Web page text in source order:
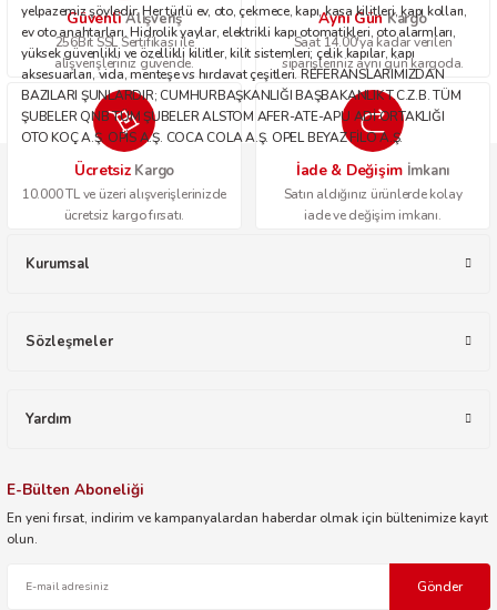
yelpazemiz şöyledir: Her türlü ev, oto, çekmece, kapı, kasa kilitleri, kapı kolları,
ev oto anahtarları. Hidrolik yaylar, elektrikli kapı otomatikleri, oto alarmları,
yüksek güvenlikli ve özellikli kilitler, kilit sistemleri; çelik kapılar, kapı
aksesuarları, vida, menteşe vs hırdavat çeşitleri. REFERANSLARIMIZDAN
BAZILARI ŞUNLARDIR; CUMHURBAŞKANLIĞI BAŞBAKANLIK T.C.Z.B. TÜM
ŞUBELER QNB TÜM ŞUBELER ALSTOM AFER-ATE-APU ADİ ORTAKLIĞI
OTO KOÇ A.Ş. OPİS A.Ş. COCA COLA A.Ş. OPEL BEYAZ FİLO A.Ş.
GüvenliAlışveriş
256Bit SSL Sertifikası ile
alışverişleriniz güvende.
Aynı GünKargo
Saat 14.00'ya kadar verilen
siparişleriniz aynı gün kargoda.
Ücretsiz Kargo
10.000 TL ve üzeri alışverişlerinizde
ücretsiz kargo fırsatı.
İade & Değişim İmkanı
Satın aldığınız ürünlerde kolay
iade ve değişim imkanı.
Kurumsal
Sözleşmeler
Yardım
E-Bülten Aboneliği
En yeni fırsat, indirim ve kampanyalardan haberdar olmak için bültenimize kayıt
olun.
Gönder